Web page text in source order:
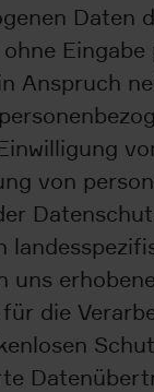
Daten
Anspruch
von
uns
die